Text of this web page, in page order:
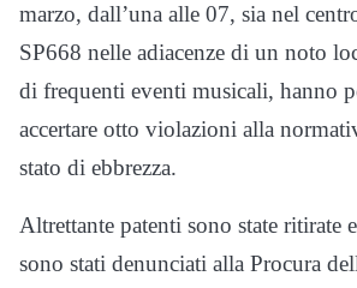
marzo, dall’una alle 07, sia nel
SP668 nelle adiacenze di un noto
di frequenti eventi musicali, hanno
accertare otto violazioni alla
stato di ebbrezza.
Altrettante patenti sono state ritirate
sono stati denunciati alla Procura